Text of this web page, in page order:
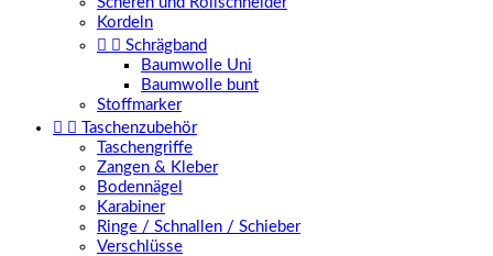
Kordeln
  Schrägband
Baumwolle Uni
Baumwolle bunt
Stoffmarker
 
Taschenzubehör
Taschengriffe
Zangen & Kleber
Bodennägel
Karabiner
Ringe / Schnallen / Schieber
Verschlüsse